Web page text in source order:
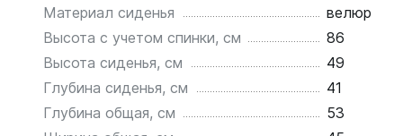
Материал сиденья
велюр
Высота с учетом спинки, см
86
Высота сиденья, см
49
Глубина сиденья, см
41
Глубина общая, см
53